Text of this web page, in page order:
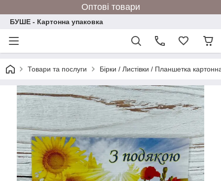
Оптові товари
БУШЕ - Картонна упаковка
Товари та послуги Бірки / Листівки / Планшетка